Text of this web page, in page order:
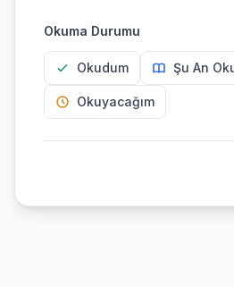
Okuma Durumu
Okudum Şu An
Okuyacağım